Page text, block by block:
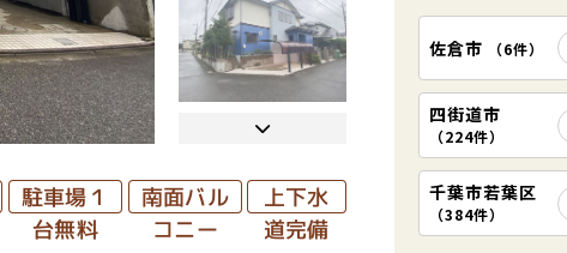
駐車場１
台無料
南面バル
コニー
上下水
道完備
佐倉市 （6件）
四街道市
（224件）
千葉市若葉区
（384件）